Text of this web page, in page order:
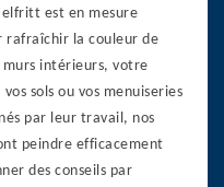
est en mesure
rafraîchir la couleur de
murs intérieurs, votre
sols ou vos menuiseries
par leur travail, nos
peindre efficacement
des conseils par